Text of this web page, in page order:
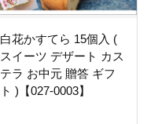
白花かすてら 15個入 (
スイーツ デザート カス
テラ お中元 贈答 ギフ
ト )【027-0003】